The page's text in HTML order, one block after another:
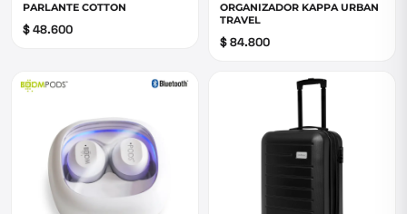
PARLANTE COTTON
$ 48.600
ORGANIZADOR KAPPA URBAN
TRAVEL
$ 84.800